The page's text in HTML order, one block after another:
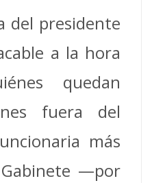
del presidente
a la hora
quedan
fuera del
más
—por